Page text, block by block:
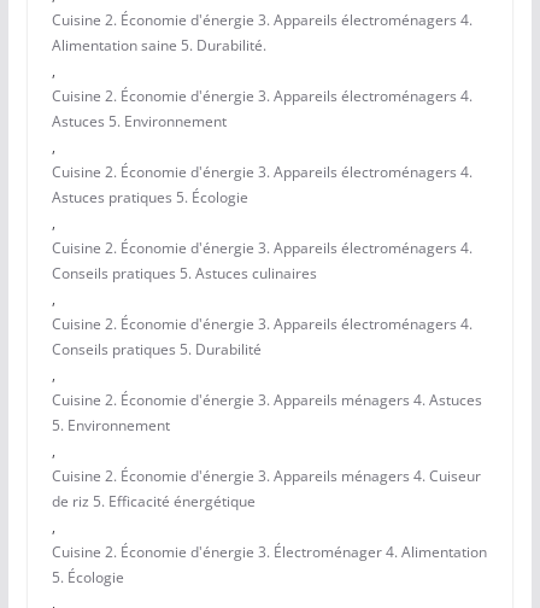
Cuisine 2. Économie d'énergie 3. Appareils électroménagers 4.
Alimentation saine 5. Durabilité.
,
Cuisine 2. Économie d'énergie 3. Appareils électroménagers 4.
Astuces 5. Environnement
,
Cuisine 2. Économie d'énergie 3. Appareils électroménagers 4.
Astuces pratiques 5. Écologie
,
Cuisine 2. Économie d'énergie 3. Appareils électroménagers 4.
Conseils pratiques 5. Astuces culinaires
,
Cuisine 2. Économie d'énergie 3. Appareils électroménagers 4.
Conseils pratiques 5. Durabilité
,
Cuisine 2. Économie d'énergie 3. Appareils ménagers 4. Astuces
5. Environnement
,
Cuisine 2. Économie d'énergie 3. Appareils ménagers 4. Cuiseur
de riz 5. Efficacité énergétique
,
Cuisine 2. Économie d'énergie 3. Électroménager 4. Alimentation
5. Écologie
,